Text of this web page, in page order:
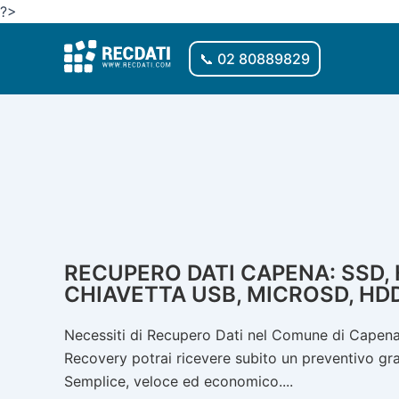
?>
contenuto
📞 02 80889829
RECUPERO DATI CAPENA:
CHIAVETTA USB, MICROSD,
Necessiti di Recupero Dati nel Comune di
Recovery potrai ricevere subito un preventivo
Semplice, veloce ed economico....